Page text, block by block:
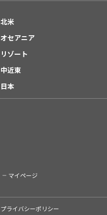
北米
オセアニア
リゾート
中近東
日本
マイページ
プライバシーポリシー